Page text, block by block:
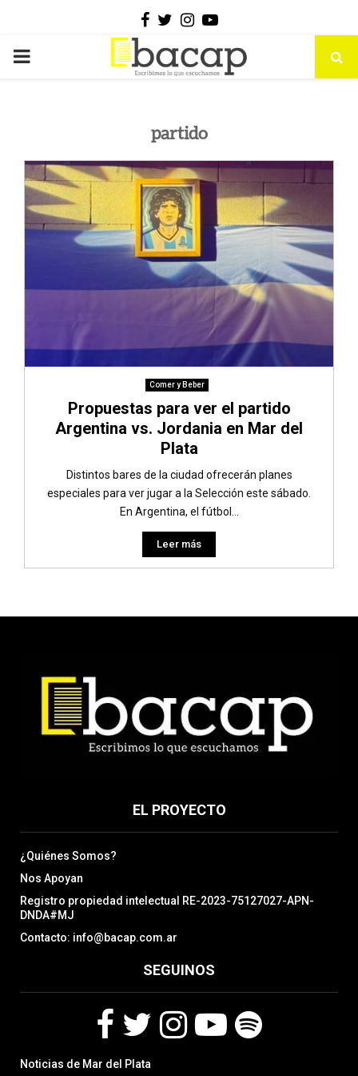
Facebook
Twitter
Instagram
Youtube
PRIMARY
partido
Comer y Beber
Propuestas para ver el partido
Argentina vs. Jordania en Mar del
Plata
Distintos bares de la ciudad ofrecerán planes
especiales para ver jugar a la Selección este sábado.
En Argentina, el fútbol...
Leer más
EL PROYECTO
¿Quiénes Somos?
Nos Apoyan
Registro propiedad intelectual RE-2023-75127027-APN-
DNDA#MJ
Contacto: info@bacap.com.ar
SEGUINOS
a
w
Noticias de Mar del Plata